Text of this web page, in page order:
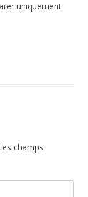
uniquement
champs